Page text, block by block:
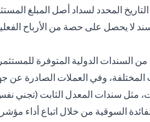
المحدد لسداد أصل المبلغ المستثمر،
لا يحصل على حصة من الأرباح
سيتي أكثر من 1000 نوع من السندات الدولية
وفي العملات الصادرة عن
مثل سندات المعدل الثابت (تجني
السوقية من خلال اتباع أداء